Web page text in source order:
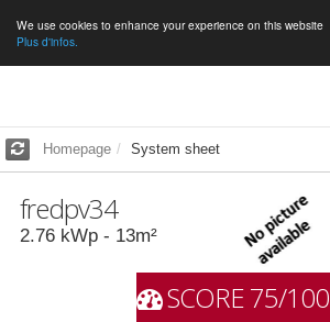
We use cookies to enhance your experience on this website
Plus d'infos.
Homepage System sheet
fredpv34
2.76 kWp - 13m²
SCORE 75/100